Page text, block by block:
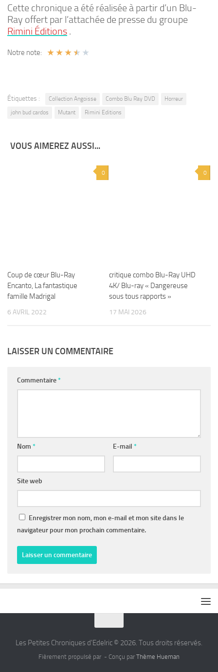
Cette chronique a été réalisée à partir d’un Blu-
Ray offert par l’attachée de presse du groupe
Rimini Éditions .
Notre note: ★★★★ ★
Étiquettes : Collection Angoisse Combo Blu Ray DVD
Horreur
john bud cardos
Mutant Rimini Editions
VOUS AIMEREZ AUSSI...
0
Coup de cœur Blu-Ray
Encanto, La fantastique
famille Madrigal
6 AVRIL 2022
0
critique combo Blu-Ray UHD
4K/ Blu-ray « Dangereuse
sous tous rapports »
17 MAI 2026
LAISSER UN COMMENTAIRE
Commentaire*
Nom * E-mail *
Site web
Enregistrer mon nom, mon e-mail et mon site dans le
navigateur pour mon prochain commentaire.
Les Petites Chroniques d'Edelric © 2026. Tous droits réservés.
Fièrement propulsé par - Conçu par Thème Hueman